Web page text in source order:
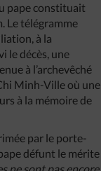
pape constituait
Le télégramme
à la
le décès, une
à l’archevêché
Minh-Ville où une
à la mémoire de
par le porte-
défunt le mérite